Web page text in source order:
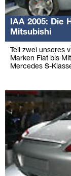
IAA 2005: Die
Mitsubishi
Teil zwei unseres
Marken Fiat bis
Mercedes S-